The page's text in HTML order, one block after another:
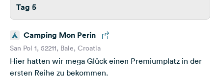
Tag 5
Camping Mon Perin
San Pol 1, 52211, Bale, Croatia
Hier hatten wir mega Glück einen Premiumplatz in der
ersten Reihe zu bekommen.